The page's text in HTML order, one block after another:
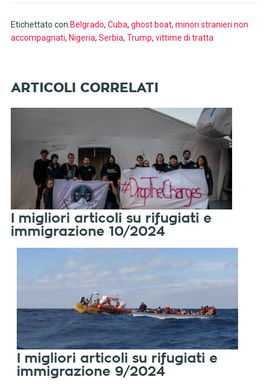
Etichettato con:Belgrado, Cuba, ghost boat, minori stranieri non
accompagnati, Nigeria, Serbia, Trump, vittime di tratta
I migliori articoli su rifugiati e
immigrazione 10/2024
I migliori articoli su rifugiati e
immigrazione 9/2024